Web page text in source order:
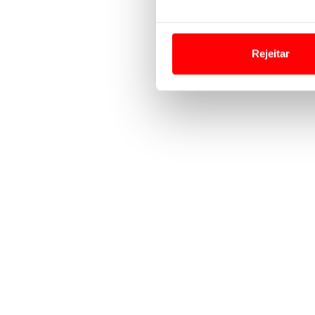
Usamos cookies para
funcionalidades de redes
Realçamos que o bloqueio
Rejeitar